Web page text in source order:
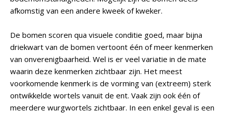
afkomstig van een andere kweek of kweker.
De bomen scoren qua visuele conditie goed, maar bijna
driekwart van de bomen vertoont één of meer kenmerken
van onverenigbaarheid. Wel is er veel variatie in de mate
waarin deze kenmerken zichtbaar zijn. Het meest
voorkomende kenmerk is de vorming van (extreem) sterk
ontwikkelde wortels vanuit de ent. Vaak zijn ook één of
meerdere wurgwortels zichtbaar. In een enkel geval is een